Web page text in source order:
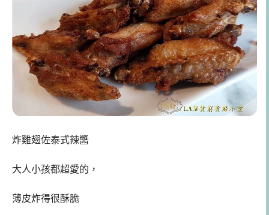
炸雞翅佐泰式辣醬
大人小孩都超愛的，
薄皮炸得很酥脆